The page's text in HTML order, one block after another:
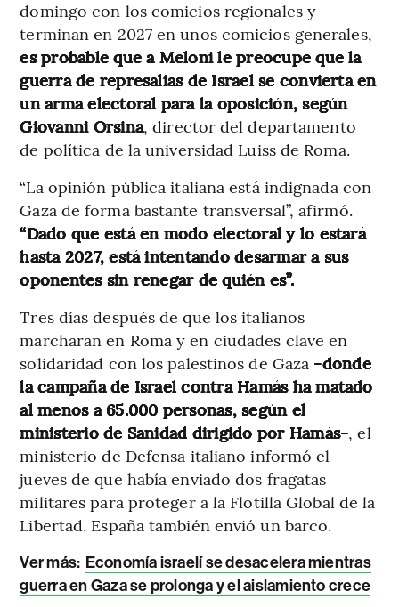
domingo con los comicios regionales y
terminan en 2027 en unos comicios generales,
es probable que a Meloni le preocupe que la
guerra de represalias de Israel se convierta en
un arma electoral para la oposición, según
Giovanni Orsina, director del departamento
de política de la universidad Luiss de Roma.
“La opinión pública italiana está indignada con
Gaza de forma bastante transversal”, afirmó.
“Dado que está en modo electoral y lo estará
hasta 2027, está intentando desarmar a sus
oponentes sin renegar de quién es”.
Tres días después de que los italianos
marcharan en Roma y en ciudades clave en
solidaridad con los palestinos de Gaza -donde
la campaña de Israel contra Hamás ha matado
al menos a 65.000 personas, según el
ministerio de Sanidad dirigido por Hamás-, el
ministerio de Defensa italiano informó el
jueves de que había enviado dos fragatas
militares para proteger a la Flotilla Global de la
Libertad. España también envió un barco.
Ver más: Economía israelí se desacelera mientras
guerra en Gaza se prolonga y el aislamiento crece